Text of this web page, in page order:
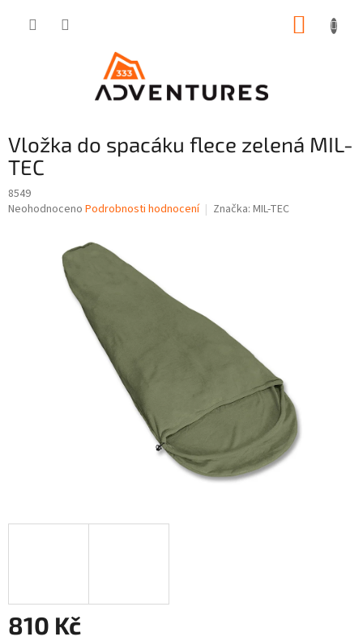
Vložka do spacáku flece zelená MIL-
TEC
8549
Průměrné
Neohodnoceno Podrobnosti hodnocení Značka: MIL-TEC
810 Kč